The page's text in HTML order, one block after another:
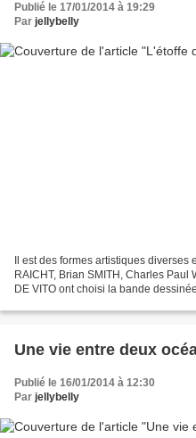
Publié le 17/01/2014 à 19:29
Par jellybelly
Il est des formes artistiques diverses
RAICHT, Brian SMITH, Charles Paul
DE VITO ont choisi la bande
Une vie entre deux
Publié le 16/01/2014 à 12:30
Par jellybelly